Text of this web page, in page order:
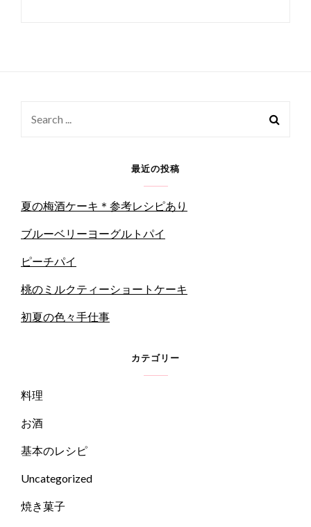
最近の投稿
夏の梅酒ケーキ＊参考レシピあり
ブルーベリーヨーグルトパイ
ピーチパイ
桃のミルクティーショートケーキ
初夏の色々手仕事
カテゴリー
料理
お酒
基本のレシピ
Uncategorized
焼き菓子